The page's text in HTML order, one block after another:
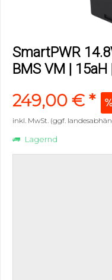
SmartPWR
BMS VM |
249,00 € *
inkl. MwSt. (ggf.
Lagernd